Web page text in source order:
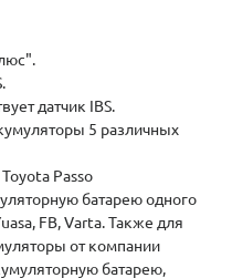
датчик IBS.
5 различных
Passo
батарею одного
FB, Varta. Также для
от компании
батарею,